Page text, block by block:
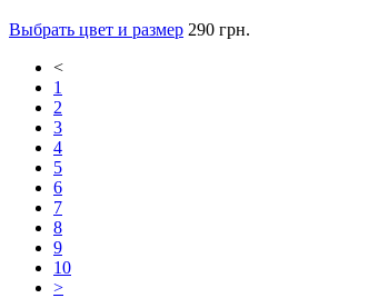
Выбрать цвет и размер 290 грн.
<
1
2
3
4
5
6
7
8
9
10
>